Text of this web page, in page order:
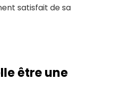
satisfait de sa
être une